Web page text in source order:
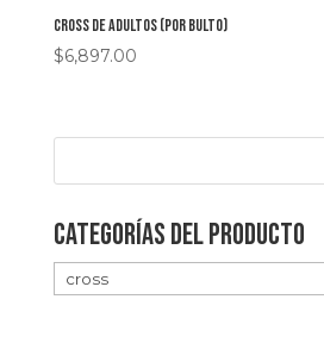
cross de adultos (por bulto)
$6,897.00
Categorías del producto